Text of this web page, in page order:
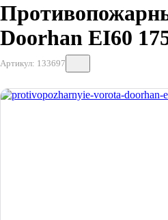
Doorhan EI60
Артикул: 133697